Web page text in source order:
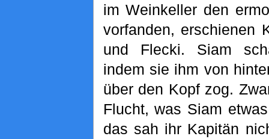
im Weinkeller den
vorfanden, erschienen
und Flecki. Siam
indem sie ihm von
über den Kopf zog.
Flucht, was Siam
das sah ihr Kapitän